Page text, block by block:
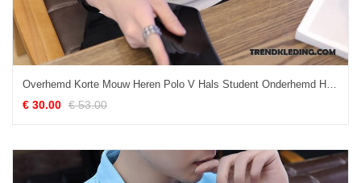
Overhemd Korte Mouw Heren Polo V Hals Student Onderhemd Halve Mouw T-shirts Wit
€ 30.00 € 53.00